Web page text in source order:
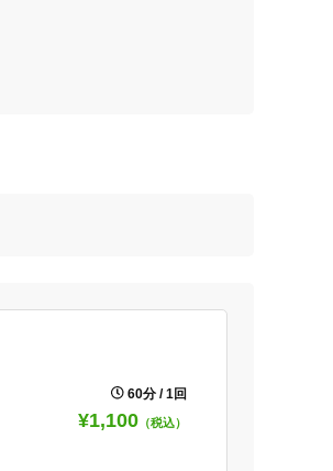
60分 / 1回
¥1,100 （税込）